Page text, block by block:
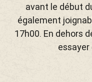
avant le début
également
17h00. En dehors